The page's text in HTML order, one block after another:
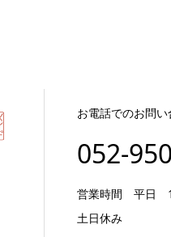
お電話でのお問い
052-
営業時間 平日
土日休み